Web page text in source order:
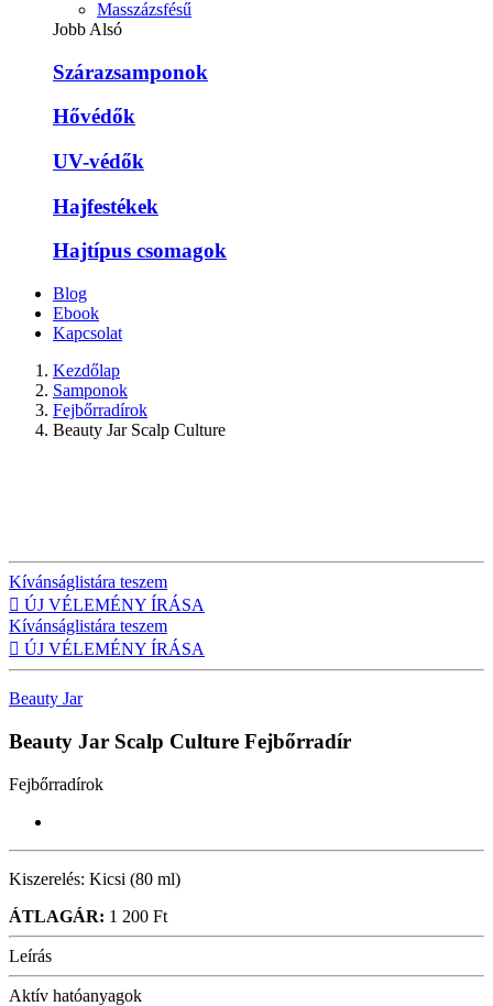
Masszázsfésű
Jobb Alsó
Szárazsamponok
Hővédők
UV-védők
Hajfestékek
Hajtípus csomagok
Blog
Ebook
Kapcsolat
Kezdőlap
Samponok
Fejbőrradírok
Beauty Jar Scalp Culture
Kívánságlistára teszem
 ÚJ VÉLEMÉNY ÍRÁSA
Kívánságlistára teszem
 ÚJ VÉLEMÉNY ÍRÁSA
Beauty Jar
Beauty Jar Scalp Culture Fejbőrradír
Fejbőrradírok
Kiszerelés: Kicsi (80 ml)
ÁTLAGÁR: 1 200 Ft
Leírás
Aktív hatóanyagok